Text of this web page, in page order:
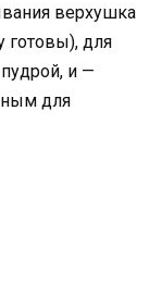
верхушка
готовы), для
и —
для